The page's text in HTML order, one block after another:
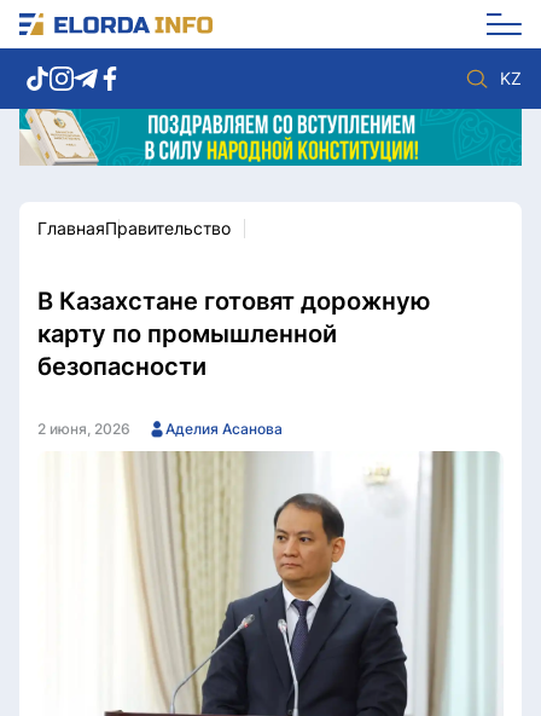
KZ
Новости столицы
Политика
Спорт
Культура
Видео
Мир
Послание
ГлавнаяПравительство
В Казахстане готовят дорожную
карту по промышленной
безопасности
2 июня, 2026 Аделия Асанова